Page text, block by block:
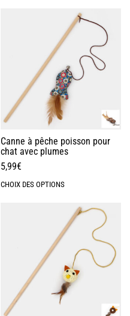
Canne à pêche poisson pour
chat avec plumes
5,99€
CHOIX DES OPTIONS